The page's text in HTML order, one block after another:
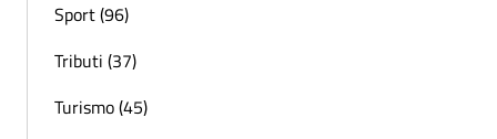
Sport (96)
Tributi (37)
Turismo (45)